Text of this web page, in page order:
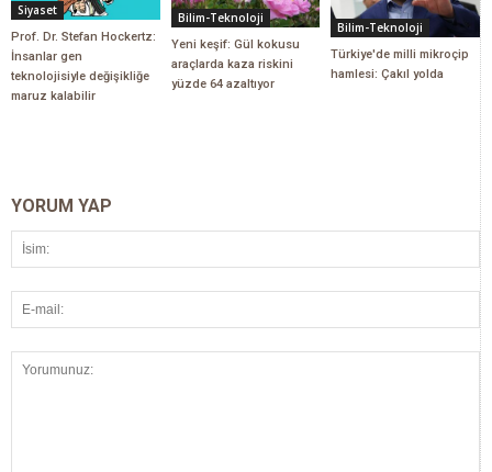
Siyaset
Prof. Dr. Stefan Hockertz:
İnsanlar gen
teknolojisiyle değişikliğe
maruz kalabilir
Bilim-Teknoloji
Yeni keşif: Gül kokusu
araçlarda kaza riskini
yüzde 64 azaltıyor
Bilim-Teknoloji
Türkiye'de milli mikroçip
hamlesi: Çakıl yolda
YORUM YAP